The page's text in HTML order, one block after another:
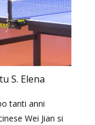
S. Elena
tanti anni
Wei Jian si